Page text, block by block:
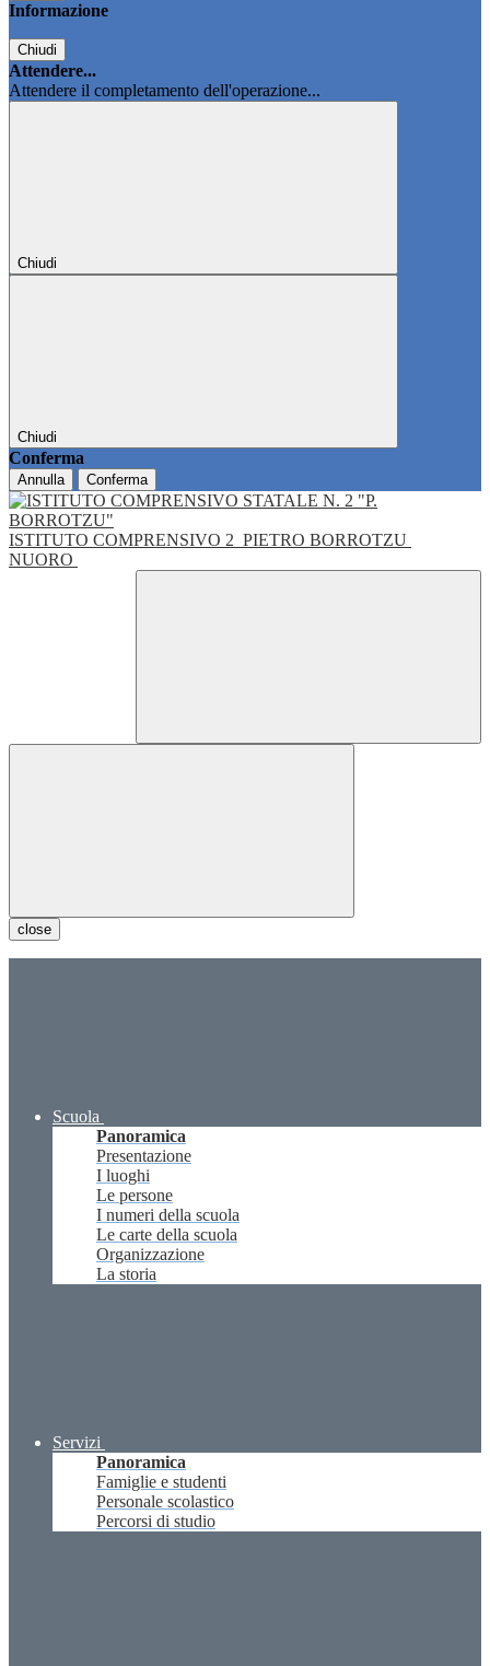
Informazione
Chiudi
Attendere...
Attendere il completamento dell'operazione...
Chiudi
Chiudi
Conferma
Annulla Conferma
ISTITUTO COMPRENSIVO 2 PIETRO BORROTZU
NUORO
close
Scuola
Panoramica
Presentazione
I luoghi
Le persone
I numeri della scuola
Le carte della scuola
Organizzazione
La storia
Servizi
Panoramica
Famiglie e studenti
Personale scolastico
Percorsi di studio